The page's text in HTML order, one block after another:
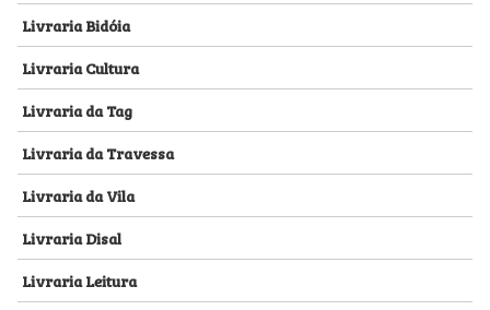
Livraria Bidóia
Livraria Cultura
Livraria da Tag
Livraria da Travessa
Livraria da Vila
Livraria Disal
Livraria Leitura